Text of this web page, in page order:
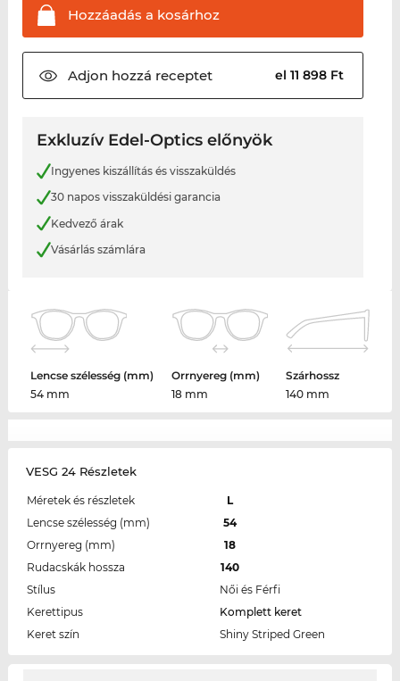
Hozzáadás a kosárhoz
Adjon hozzá receptet el 11 898 Ft
Exkluzív Edel-Optics előnyök
Ingyenes kiszállítás és visszaküldés
30 napos visszaküldési garancia
Kedvező árak
Vásárlás számlára
Lencse szélesség (mm)
54 mm
Orrnyereg (mm)
18 mm
Szárhossz
140 mm
VESG 24 Részletek
Méretek és részletek
L
Lencse szélesség (mm)
54
Orrnyereg (mm)
18
Rudacskák hossza
140
Stílus
Női és Férfi
Kerettipus
Komplett keret
Keret szín
Shiny Striped Green